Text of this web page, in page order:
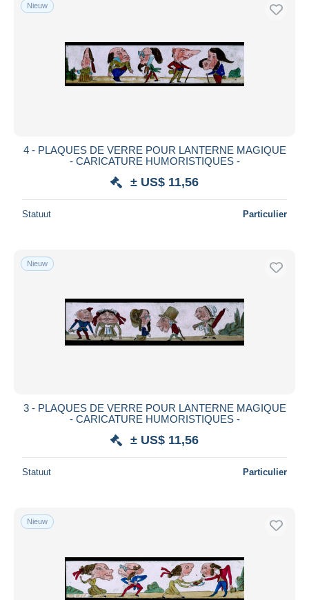
Nieuw
4 - PLAQUES DE VERRE POUR LANTERNE MAGIQUE
- CARICATURE HUMORISTIQUES -
± US$ 11,56
Statuut Particulier
Nieuw
3 - PLAQUES DE VERRE POUR LANTERNE MAGIQUE
- CARICATURE HUMORISTIQUES -
± US$ 11,56
Statuut Particulier
Nieuw